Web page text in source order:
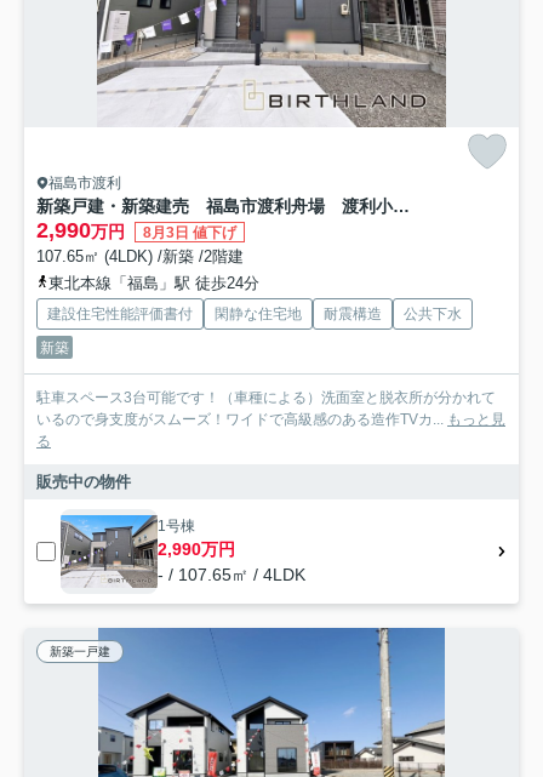
福島市渡利
新築戸建・新築建売 福島市渡利舟場 渡利小・渡利中
2,990万円 8月3日 値下げ
107.65㎡ (4LDK) /新築 /2階建
東北本線「福島」駅 徒歩24分
建設住宅性能評価書付 閑静な住宅地 耐震構造
公共下水
新築
駐車スペース3台可能です！（車種による）洗面室と脱衣所が分かれて
いるので身支度がスムーズ！ワイドで高級感のある造作TVカ... もっと見
る
販売中の物件
1号棟
2,990万円
- / 107.65㎡ / 4LDK
新築一戸建